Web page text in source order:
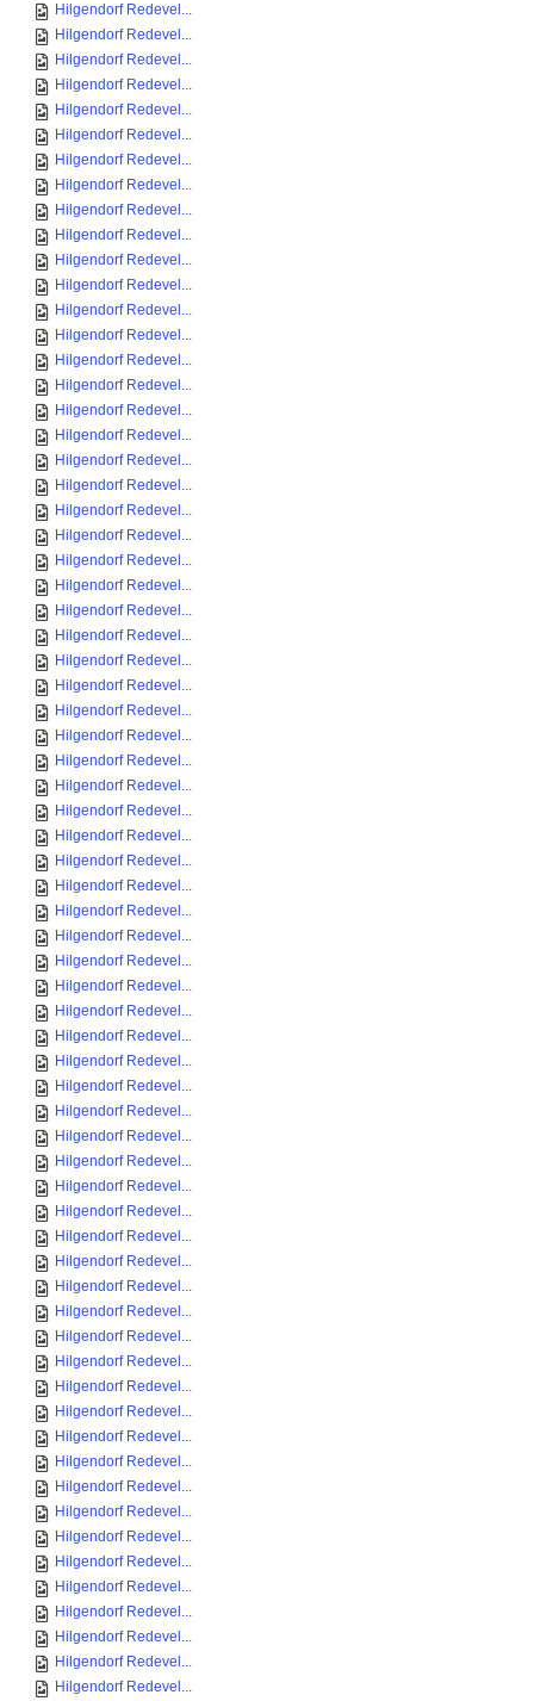
Hilgendorf Redevel...
Hilgendorf Redevel...
Hilgendorf Redevel...
Hilgendorf Redevel...
Hilgendorf Redevel...
Hilgendorf Redevel...
Hilgendorf Redevel...
Hilgendorf Redevel...
Hilgendorf Redevel...
Hilgendorf Redevel...
Hilgendorf Redevel...
Hilgendorf Redevel...
Hilgendorf Redevel...
Hilgendorf Redevel...
Hilgendorf Redevel...
Hilgendorf Redevel...
Hilgendorf Redevel...
Hilgendorf Redevel...
Hilgendorf Redevel...
Hilgendorf Redevel...
Hilgendorf Redevel...
Hilgendorf Redevel...
Hilgendorf Redevel...
Hilgendorf Redevel...
Hilgendorf Redevel...
Hilgendorf Redevel...
Hilgendorf Redevel...
Hilgendorf Redevel...
Hilgendorf Redevel...
Hilgendorf Redevel...
Hilgendorf Redevel...
Hilgendorf Redevel...
Hilgendorf Redevel...
Hilgendorf Redevel...
Hilgendorf Redevel...
Hilgendorf Redevel...
Hilgendorf Redevel...
Hilgendorf Redevel...
Hilgendorf Redevel...
Hilgendorf Redevel...
Hilgendorf Redevel...
Hilgendorf Redevel...
Hilgendorf Redevel...
Hilgendorf Redevel...
Hilgendorf Redevel...
Hilgendorf Redevel...
Hilgendorf Redevel...
Hilgendorf Redevel...
Hilgendorf Redevel...
Hilgendorf Redevel...
Hilgendorf Redevel...
Hilgendorf Redevel...
Hilgendorf Redevel...
Hilgendorf Redevel...
Hilgendorf Redevel...
Hilgendorf Redevel...
Hilgendorf Redevel...
Hilgendorf Redevel...
Hilgendorf Redevel...
Hilgendorf Redevel...
Hilgendorf Redevel...
Hilgendorf Redevel...
Hilgendorf Redevel...
Hilgendorf Redevel...
Hilgendorf Redevel...
Hilgendorf Redevel...
Hilgendorf Redevel...
Hilgendorf Redevel...